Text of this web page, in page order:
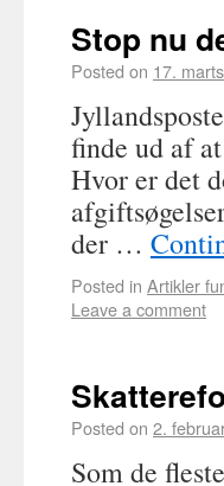
Stop nu
Posted on 17.
finde ud af
Hvor er det
der …
Posted in Artikler
Leave a comment
Posted on 2.
Som de